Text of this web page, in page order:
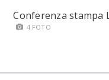
Conferenza stampa
4 FOTO